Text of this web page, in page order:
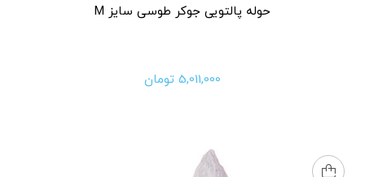
حوله پالتویی جوکر طوسی سایز M
5,011,000 تومان